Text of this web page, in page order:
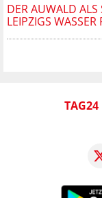
DER AUWALD
LEIPZIGS WASSER